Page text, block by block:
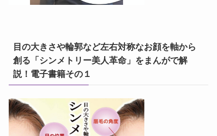
目の大きさや輪郭など左右対称なお顔を軸から
創る「シンメトリー美人革命」をまんがで解
説！電子書籍その１